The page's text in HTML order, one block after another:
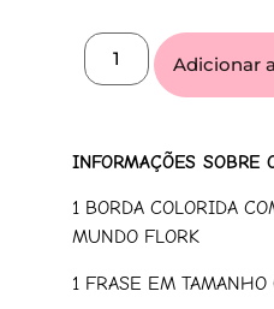
Adicionar
INFORMAÇÕES SOBRE
1 BORDA COLORIDA
MUNDO FLORK
1 FRASE EM TAMANHO